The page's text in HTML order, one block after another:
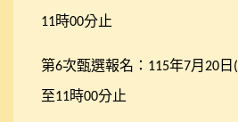
11時00分止
第6次甄選報名： 115年7月 20 日 (
至11時00分止